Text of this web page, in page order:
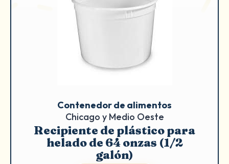
Contenedor de alimentos
Chicago y Medio Oeste
Recipiente de plástico para
helado de 64 onzas (1/2
galón)